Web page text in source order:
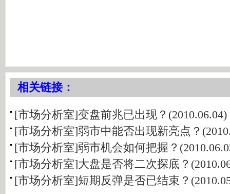
相关链接：
[市场分析室]变盘前兆已出现？(2010.06.04)
[市场分析室]弱市中能否出现新亮点？
[市场分析室]弱市机会如何把握？
[市场分析室]大盘是否将二次探底？
[市场分析室]短期反弹是否已结束？